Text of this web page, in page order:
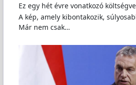
Ez egy hét évre vonatkozó
A kép, amely kibontakozik,
Már nem csak…